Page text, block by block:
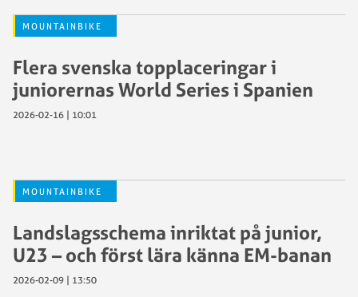
MOUNTAINBIKE
Flera svenska topplaceringar i
juniorernas World Series i Spanien
2026-02-16 | 10:01
MOUNTAINBIKE
Landslagsschema inriktat på junior,
U23 – och först lära känna EM-banan
2026-02-09 | 13:50